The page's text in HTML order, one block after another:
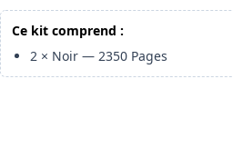
Ce kit comprend :
2 × Noir —2350 Pages